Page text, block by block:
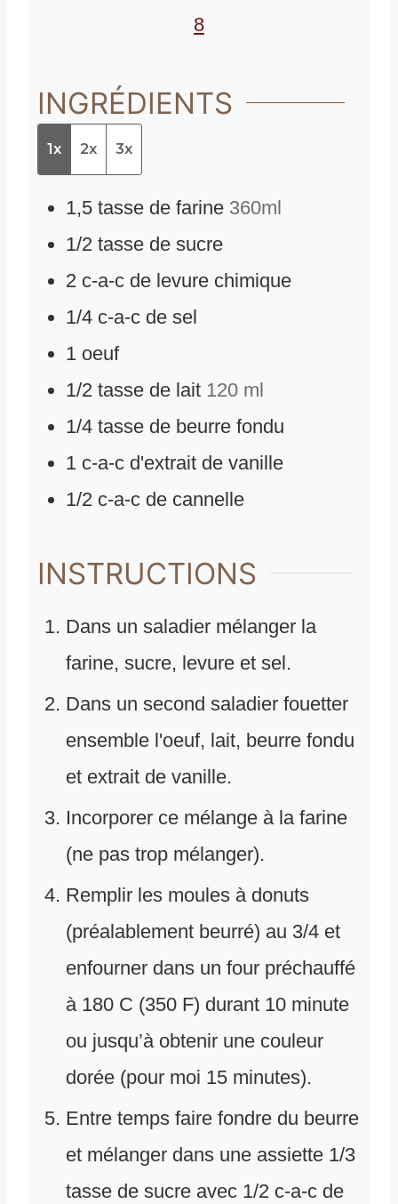
8
INGRÉDIENTS
1x 2x 3x
1,5 tasse de farine 360ml
1/2 tasse de sucre
2 c-a-c de levure chimique
1/4 c-a-c de sel
1 oeuf
1/2 tasse de lait 120 ml
1/4 tasse de beurre fondu
1 c-a-c d'extrait de vanille
1/2 c-a-c de cannelle
INSTRUCTIONS
Dans un saladier mélanger la
farine, sucre, levure et sel.
Dans un second saladier fouetter
ensemble l'oeuf, lait, beurre fondu
et extrait de vanille.
Incorporer ce mélange à la farine
(ne pas trop mélanger).
Remplir les moules à donuts
(préalablement beurré) au 3/4 et
enfourner dans un four préchauffé
à 180 C (350 F) durant 10 minute
ou jusqu’à obtenir une couleur
dorée (pour moi 15 minutes).
Entre temps faire fondre du beurre
et mélanger dans une assiette 1/3
tasse de sucre avec 1/2 c-a-c de